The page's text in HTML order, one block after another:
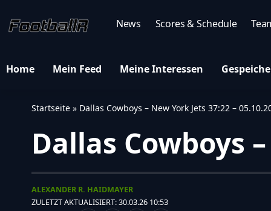
News Scores & Schedule
Home Mein Feed Meine Interessen
Startseite » Dallas Cowboys – New York Jets 37:22 –
Dallas Cowboys
ZULETZT AKTUALISIERT: 30.03.26 10:53
ALEXANDER R. HAIDMAYER